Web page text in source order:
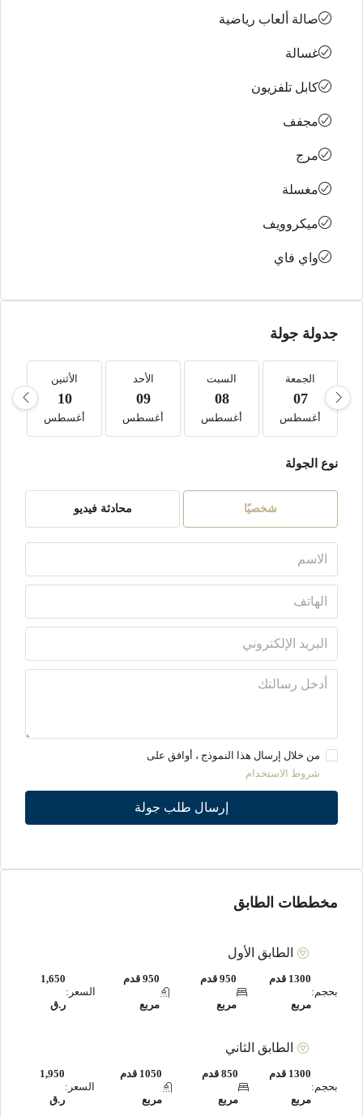
صالة ألعاب رياضية
غسالة
كابل تلفزيون
مجفف
مرج
مغسلة
ميكروويف
واي فاي
جدولة جولة
الجمعة
07
أغسطس
السبت
08
أغسطس
الأحد
09
أغسطس
الأثنين
10
أغسطس
نوع الجولة
شخصيًا محادثة فيديو
من خلال إرسال هذا النموذج ، أوافق على
شروط الاستخدام
إرسال طلب جولة
مخططات الطابق
الطابق الأول
بحجم:
1300 قدم
مربع
950 قدم
مربع
950 قدم
مربع
السعر:
1,650
ر.ق
الطابق الثاني
بحجم:
1300 قدم
مربع
850 قدم
مربع
1050 قدم
مربع
السعر:
1,950
ر.ق